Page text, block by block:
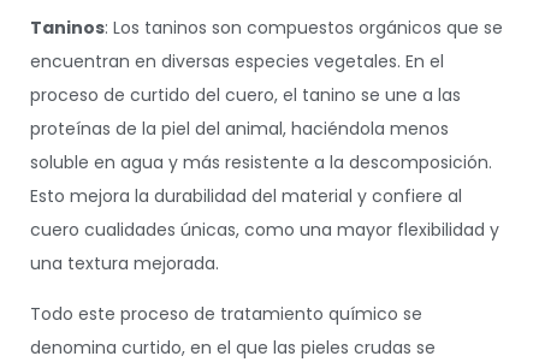
Taninos: Los taninos son compuestos orgánicos que se
encuentran en diversas especies vegetales. En el
proceso de curtido del cuero, el tanino se une a las
proteínas de la piel del animal, haciéndola menos
soluble en agua y más resistente a la descomposición.
Esto mejora la durabilidad del material y confiere al
cuero cualidades únicas, como una mayor flexibilidad y
una textura mejorada.
Todo este proceso de tratamiento químico se
denomina curtido, en el que las pieles crudas se